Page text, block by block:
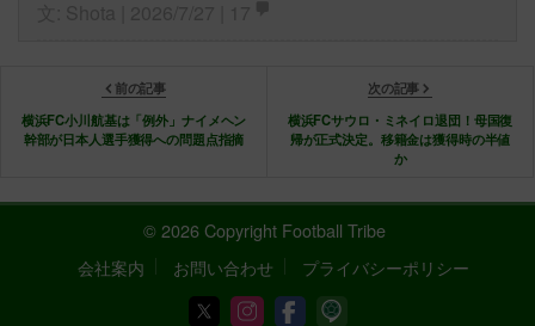
前の記事
横浜FC小川航基は「例外」ナイメヘン
幹部が日本人選手獲得への問題点指摘
次の記事
横浜FCサウロ・ミネイロ退団！母国復
帰が正式決定。移籍金は獲得時の半値
か
© 2026 Copyright Football Tribe
会社案内
お問い合わせ プライバシーポリシー